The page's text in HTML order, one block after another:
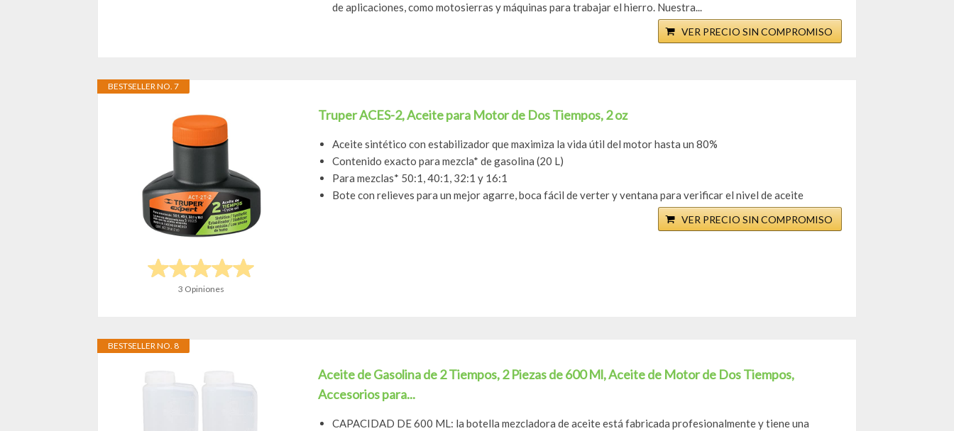
de aplicaciones, como motosierras y máquinas para trabajar el hierro. Nuestra...
VER PRECIO SIN COMPROMISO
BESTSELLER NO. 7
3 Opiniones
Truper ACES-2, Aceite para Motor de Dos Tiempos, 2 oz
Aceite sintético con estabilizador que maximiza la vida útil del motor hasta un 80%
Contenido exacto para mezcla* de gasolina (20 L)
Para mezclas* 50:1, 40:1, 32:1 y 16:1
Bote con relieves para un mejor agarre, boca fácil de verter y ventana para verificar el nivel de aceite
VER PRECIO SIN COMPROMISO
BESTSELLER NO. 8
Aceite de Gasolina de 2 Tiempos, 2 Piezas de 600 Ml, Aceite de Motor de Dos Tiempos,
Accesorios para...
CAPACIDAD DE 600 ML: la botella mezcladora de aceite está fabricada profesionalmente y tiene una